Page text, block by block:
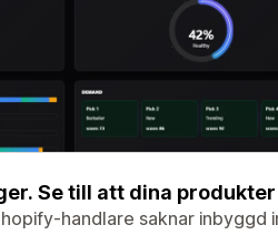
Se till att dina
handlare saknar